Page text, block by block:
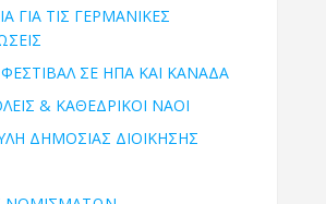
ΓΙΑ ΤΙΣ ΓΕΡΜΑΝΙΚΕΣ
ΣΕ ΗΠΑ ΚΑΙ ΚΑΝΑΔΑ
& ΚΑΘΕΔΡΙΚΟΊ ΝΑΟΊ
ΔΗΜΌΣΙΑΣ ΔΙΟΊΚΗΣΗΣ